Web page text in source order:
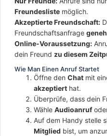
Freundesliste möglich.
Akzeptierte Freundschaft:
Freundschaftsanfrage
Online-Voraussetzung:
dein Freund zu diesem
Wie Man Einen Anruf Startet
Öffne den Chat mit
akzeptiert hat.
Überprüfe, dass dein
Wähle Audioanruf
Auf dem Handy stelle
Mitglied bist, um